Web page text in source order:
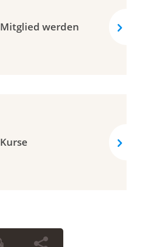
Mitglied werden
Kurse